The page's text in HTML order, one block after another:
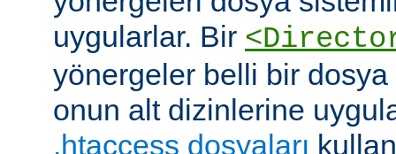
uygularlar. Bir
yönergeler belli bir
onun alt dizinlerine
.htaccess dosyaları